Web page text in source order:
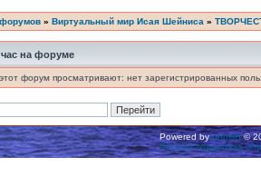
» Виртуальный мир Исая Шейниса »
на форуме
форум просматривают: нет зарегистрированных
Powered byphpBB©
Русская поддержка